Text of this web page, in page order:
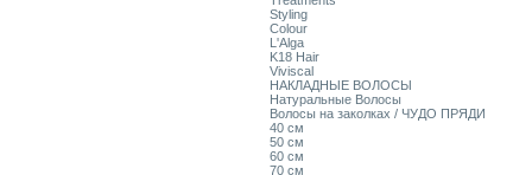
Styling
Colour
L'Alga
K18 Hair
Viviscal
НАКЛАДНЫЕ ВОЛОСЫ
Натуральные Волосы
Волосы на заколках / ЧУДО ПРЯДИ
40 см
50 см
60 см
70 см